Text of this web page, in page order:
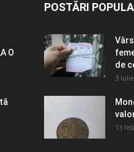
O
POSTĂRI
de
3
13